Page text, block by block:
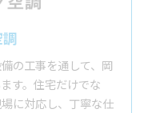
の工事を通して、岡
す。住宅だけでな
に対応し、丁寧な仕